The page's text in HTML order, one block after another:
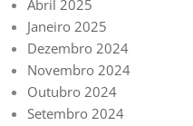
Abril 2025
Janeiro 2025
Dezembro 2024
Novembro 2024
Outubro 2024
Setembro 2024